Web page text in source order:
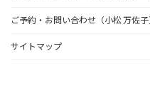
ご予約・お問い合わせ（小松 万佐子
サイトマップ